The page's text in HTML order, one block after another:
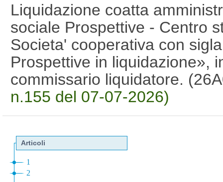
Liquidazione coatta
sociale Prospettive - Centro
Societa' cooperativa con
Prospettive in liquidazione»,
commissario liquidatore.
n.155 del 07-07-2026)